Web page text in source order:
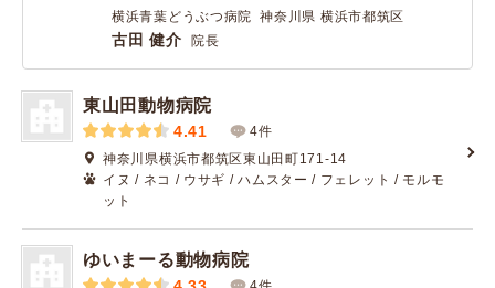
横浜青葉どうぶつ病院 神奈川県 横浜市都筑区
古田 健介 院長
東山田動物病院
4.41
4件
神奈川県横浜市都筑区東山田町171-14
イヌ / ネコ / ウサギ / ハムスター / フェレット / モルモ
ット
ゆいまーる動物病院